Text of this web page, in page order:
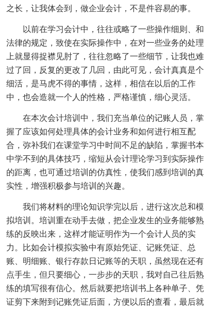
之长，让我体会到，做企业会计，不是件容易的事。
以前在学习会计中，往往或略了一些操作细则、和
法律的规定，致使在实际操作中，在对一些业务的处理
上就显得捉襟见肘了，往往忽略了一些细节，让我也难
过了回，反复的更改了几回，由此可见，会计真真是个
细活，是马虎不得的事情，这样，相信在以后的工作
中，也会造就一个人的性格，严格谨慎，细心灵活。
在本次会计培训中，我们充当单位的记账人员，掌
握了应该如何处理具体的会计业务和如何进行相互配
合，弥补我们在课堂学习中时间不足的缺陷，掌握书本
中学不到的具体技巧，缩短从会计理论学习到实际操作
的距离，也可通过培训的仿真性，使我们感到培训的真
实性，增强积极参与培训的兴趣。
我们将材料的理论知识学完以后，进行这次总和模
拟培训。培训重在动手去做，把企业发生的业务能够熟
练的反映出来，这样才能证明作为一个会计人员的实
力。比如会计模拟实验中有原始凭证、记账凭证、总
账、明细账、银行存款日记账等的天职，虽然现在还有
点手生，但只要细心，一步步的天职，我对自己往后熟
练的填写很有信心。然后就要把培训书上各种单子、凭
证剪下来附到记账凭证后面，方便以后的查看，最后就